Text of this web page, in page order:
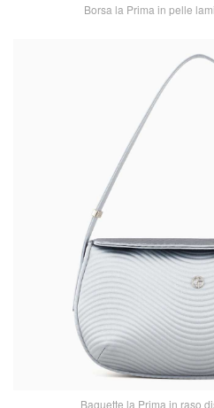
Borsa la Prima in pelle
Baguette la Prima in raso